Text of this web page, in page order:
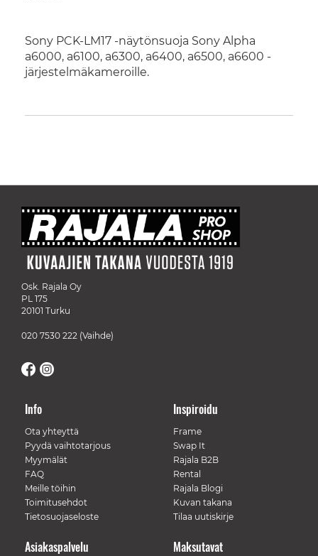
Sony PCK-LM17 -näytönsuoja Sony Alpha
a6000, a6100, a6300, a6400, a6500, a6600 -
järjestelmäkameroille.
Osk. Rajala Oy
PL 175
20101 Turku
020 7530 222 (Vaihde)
Info
Ota yhteyttä
Pyydä vaihtotarjous
Myymälät
FAQ
Meille töihin
Toimitusehdot
Tietosuojaseloste
Inspiroidu
Frame
Swap It
Rajala B2B
Rental
Rajala Blogi
Kuvan takana
Tilaa uutiskirje
Maksutavat
Asiakaspalvelu